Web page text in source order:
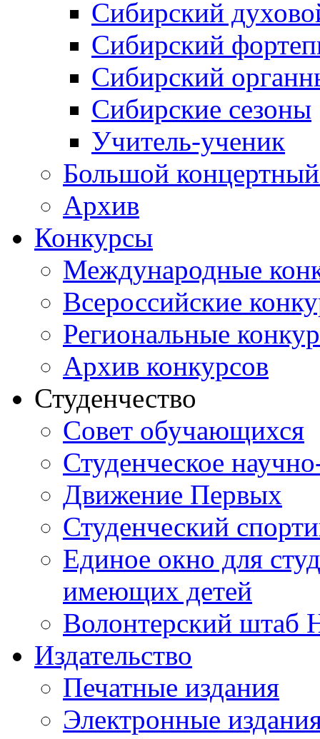
Сибирский
Сибирский
Сибирский
Сибирские сезоны
Учитель-ученик
Большой концертный
Архив
Конкурсы
Международные
Всероссийские
Региональные
Архив конкурсов
Студенчество
Совет обучающихся
Студенческое
Движение Первых
Студенческий
Единое окно для
имеющих детей
Волонтерский штаб
Издательство
Печатные издания
Электронные